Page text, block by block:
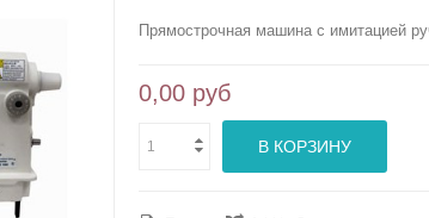
Прямострочная машина с имитацией
0,00 руб
В КОРЗИНУ